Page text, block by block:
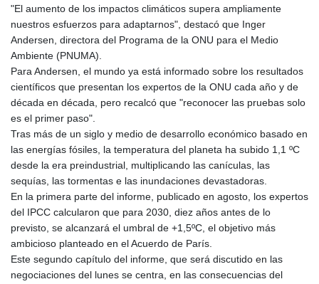
20580.370421
IMP 0.857252
IRR
JEP 0.857252
JPY 182.445186
KGS 101.104505
4681.941823
"El aumento de los impactos climáticos supera ampliamente
nuestros esfuerzos para adaptarnos", destacó que Inger
Andersen, directora del Programa de la ONU para el Medio
Ambiente (PNUMA).
Para Andersen, el mundo ya está informado sobre los resultados
científicos que presentan los expertos de la ONU cada año y de
década en década, pero recalcó que "reconocer las pruebas solo
es el primer paso".
Tras más de un siglo y medio de desarrollo económico basado en
las energías fósiles, la temperatura del planeta ha subido 1,1 ºC
desde la era preindustrial, multiplicando las canículas, las
sequías, las tormentas e las inundaciones devastadoras.
En la primera parte del informe, publicado en agosto, los expertos
del IPCC calcularon que para 2030, diez años antes de lo
previsto, se alcanzará el umbral de +1,5ºC, el objetivo más
ambicioso planteado en el Acuerdo de París.
Este segundo capítulo del informe, que será discutido en las
negociaciones del lunes se centra, en las consecuencias del